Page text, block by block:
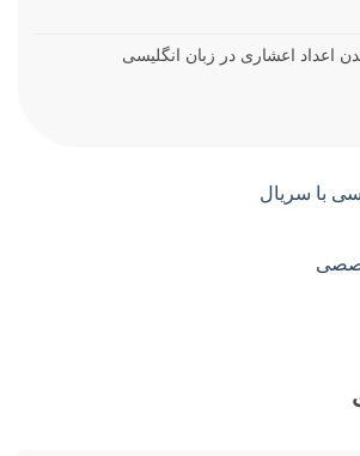
اعداد اعشاری در زبان انگلیسی